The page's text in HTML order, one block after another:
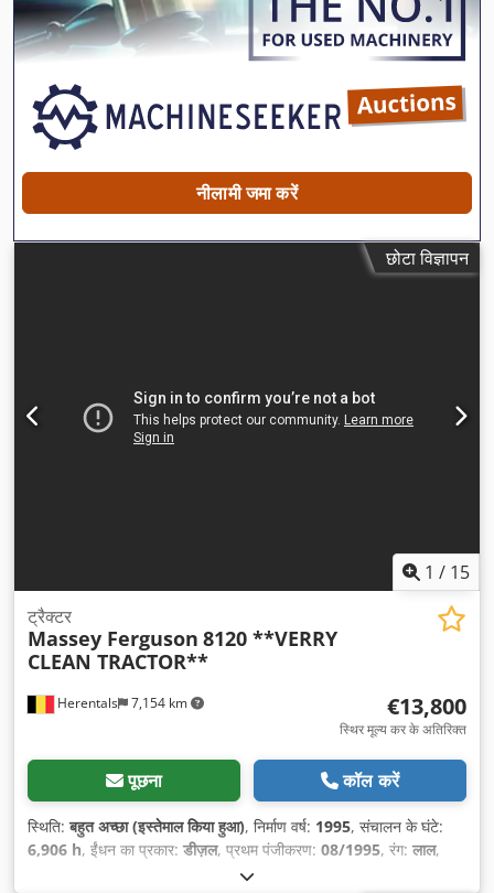
नीलामी जमा करें
छोटा विज्ञापन
1 / 15
Herentals 7,154 km
ट्रैक्टर
Massey Ferguson 8120 **VERRY
CLEAN TRACTOR**
€13,800
स्थिर मूल्य कर के अतिरिक्त
पूछना कॉल करें
स्थिति:बहुत अच्छा (इस्तेमाल किया हुआ), निर्माण वर्ष: 1995, संचालन के घंटे:
6,906 h, ईंधन का प्रकार: डीज़ल, प्रथम पंजीकरण: 08/1995, रंग: लाल,